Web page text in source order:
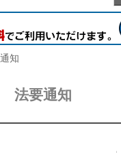
知
法要通知